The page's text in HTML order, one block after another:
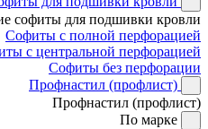
софиты для подшивки кровли
Софиты с полной перфорацией
с центральной перфорацией
Софиты без перфорации
Профнастил (профлист)
Профнастил (профлист)
По марке